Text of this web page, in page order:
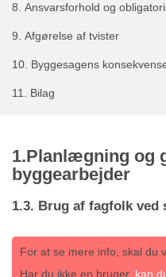
8. Ansvarsforhold og
9. Afgørelse af tvister
10. Byggesagens
11. Bilag
1.Planlægning og
byggearbejder
1.3. Brug af fagfolk ved
For at se mere info, skal du
Har du ikke en bruger, kan